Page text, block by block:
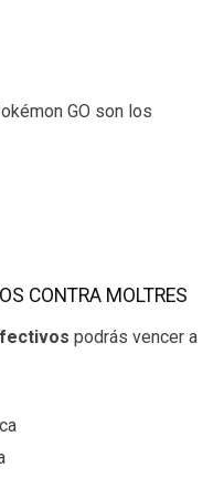
GO son los
CONTRA MOLTRES
podrás vencer a